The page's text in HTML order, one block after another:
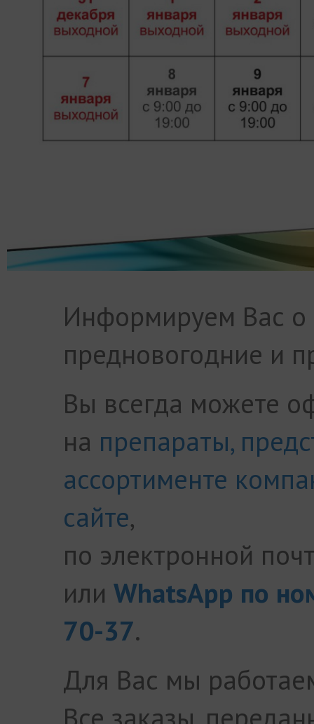
Информируем Вас о
предновогодние и
Вы всегда можете
на препараты,
ассортименте
сайте,
по электронной
или WhatsApp по
70-37.
Для Вас мы